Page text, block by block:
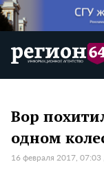
Вор
одном
16 февраля 2017, 07:03